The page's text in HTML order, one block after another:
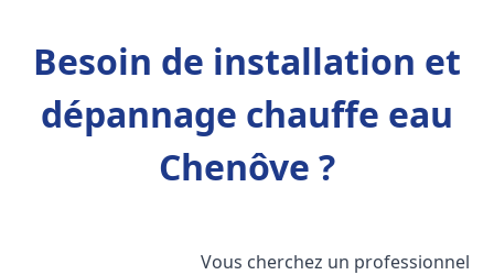
Besoin de installation et
dépannage chauffe eau
Chenôve ?
Vous cherchez un professionnel